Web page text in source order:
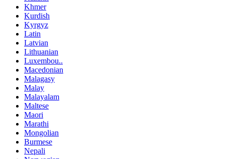
Khmer
Kurdish
Kyrgyz
Latin
Latvian
Lithuanian
Luxembou..
Macedonian
Malagasy
Malay
Malayalam
Maltese
Maori
Marathi
Mongolian
Burmese
Nepali